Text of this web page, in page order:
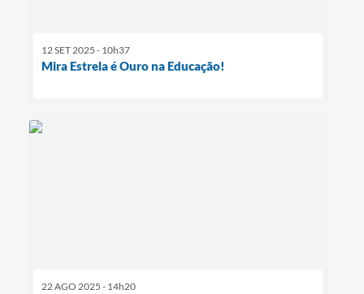
12 SET 2025 - 10h37
Mira Estrela é Ouro na Educação!
22 AGO 2025 - 14h20